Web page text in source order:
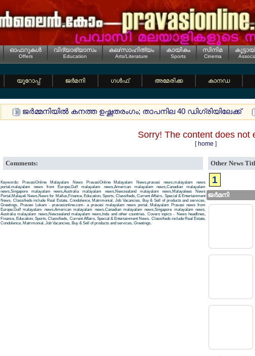
ഓഫറുകള്‍
Offers
വിദ്യാഭ്യാസം
Education
കല/സാഹിത്യം
Arts/Literature
കായികം
Sports
സിനിമ
Cinema
യൂറോപ്പ് ജര്‍മനി ഗള്‍ഫ് അമേരിക്ക കാനഡ
ജര്‍മ്മനിയില്‍ കനത്ത ഉഷ്ണതരംഗം; താപനില 40 ഡിഗ്രിയിലേക്ക്
Sorry! The content does not
[ home ]
Comments:
Keywords: PravasiOnline Malayalam News PravasiOnline Malayalam News,pravasi news,malayalam news
portal,malayalam news from Europe,Gulf malayalam news,American malayalam news,Canadian malayalam
news,Singapore malayalam news,Australia malayalam news,Newzealand malayalam news,Malayalees News
Portal,Malayali News,News for Mallus,Finance, Education, Sports, Classifieds, Current Affairs, Special & Entertainment
News. Classifieds include Real Estate, Condolence, Matrimonial, Job Vacancies, Buy & Sell of products and services,
Greetings. Pravasi Lokam - pravasionline.com- a pravasi malayalam news portal. Malayalam Pravasi news from
Europe,Gulf malayalam news,American malayalam news,Canadian malayalam news,Singapore malayalam news,
Australia malayalam news,Newzealand malayalam news,Inda and other countries. Covers topics - News headlines,
Finance, Education, Sports, Classifieds, Current Affairs, Special & Entertainment News. Classifieds include Real Estate,
Condolence, Matrimonial, Job Vacancies, Buy & Sell of products and services, Greetings.
Other News
1
ജര്‍മനി